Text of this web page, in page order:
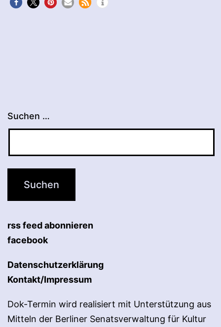
Suchen …
rss feed abonnieren
facebook
Datenschutzerklärung
Kontakt/Impressum
Dok-Termin wird realisiert mit Unterstützung aus
Mitteln der Berliner Senatsverwaltung für Kultur